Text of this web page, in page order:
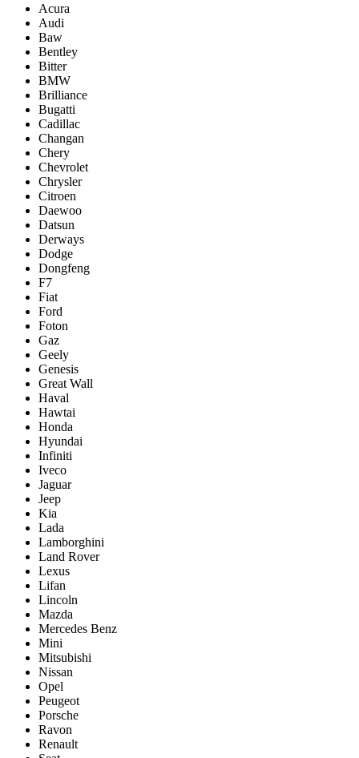
Acura
Audi
Baw
Bentley
Bitter
BMW
Brilliance
Bugatti
Cadillac
Changan
Chery
Chevrolet
Chrysler
Citroen
Daewoo
Datsun
Derways
Dodge
Dongfeng
F7
Fiat
Ford
Foton
Gaz
Geely
Genesis
Great Wall
Haval
Hawtai
Honda
Hyundai
Infiniti
Iveco
Jaguar
Jeep
Kia
Lada
Lamborghini
Land Rover
Lexus
Lifan
Lincoln
Mazda
Mercedes Benz
Mini
Mitsubishi
Nissan
Opel
Peugeot
Porsche
Ravon
Renault